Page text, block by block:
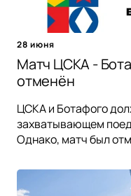
28 июня
Матч ЦСКА -
отменён
ЦСКА и Ботафого
захватывающем
Однако, матч был